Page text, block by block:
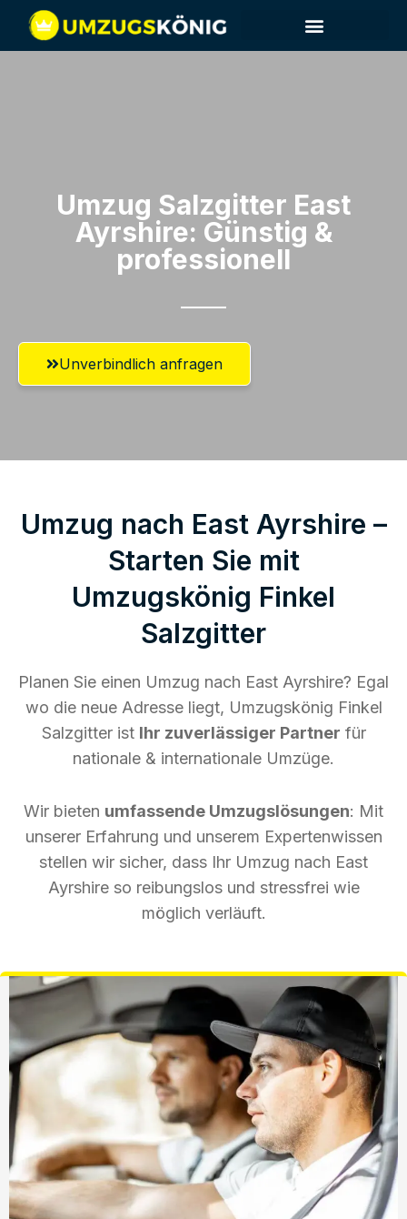
Umzug Salzgitter​ East
Ayrshire: Günstig &
professionell​
Unverbindlich anfragen
Umzug nach East Ayrshire –
Starten Sie mit
Umzugskönig Finkel
Salzgitter
Planen Sie einen Umzug nach East Ayrshire? Egal
wo die neue Adresse liegt, Umzugskönig Finkel
Salzgitter ist Ihr zuverlässiger Partner für
nationale & internationale Umzüge.
Wir bieten umfassende Umzugslösungen: Mit
unserer Erfahrung und unserem Expertenwissen
stellen wir sicher, dass Ihr Umzug nach East
Ayrshire so reibungslos und stressfrei wie
möglich verläuft.